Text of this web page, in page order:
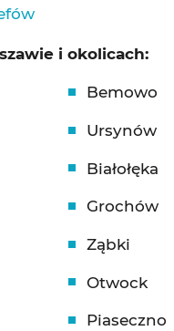
i okolicach:
Bemowo
Ursynów
Białołęka
Grochów
Ząbki
Otwock
Piaseczno